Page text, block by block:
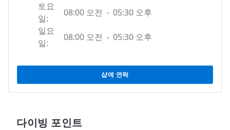
토요
일:
08:00 오전 - 05:30 오후
일요
일:
08:00 오전 - 05:30 오후
샵에 연락
다이빙 포인트